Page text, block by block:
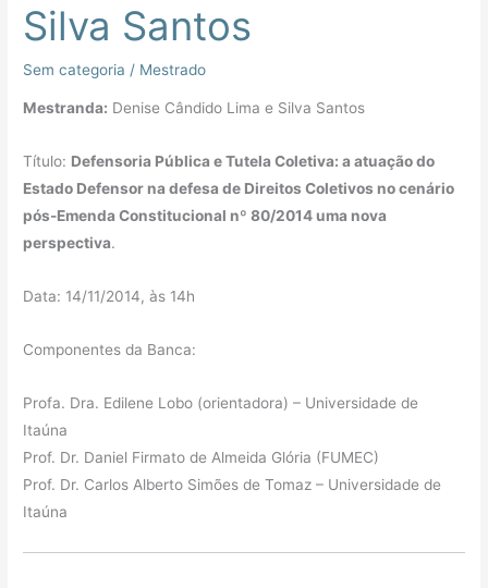
Silva Santos
Sem categoria / Mestrado
Mestranda: Denise Cândido Lima e Silva Santos
Título: Defensoria Pública e Tutela Coletiva: a atuação do
Estado Defensor na defesa de Direitos Coletivos no cenário
pós-Emenda Constitucional nº 80/2014 uma nova
perspectiva.
Data: 14/11/2014, às 14h
Componentes da Banca:
Profa. Dra. Edilene Lobo (orientadora) – Universidade de
Itaúna
Prof. Dr. Daniel Firmato de Almeida Glória (FUMEC)
Prof. Dr. Carlos Alberto Simões de Tomaz – Universidade de
Itaúna
Lima
e
Silva